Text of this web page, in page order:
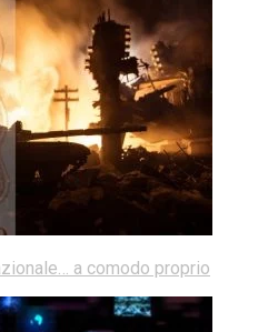
a comodo proprio